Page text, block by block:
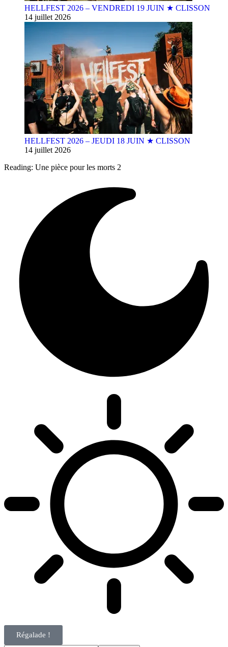
HELLFEST 2026 – VENDREDI 19 JUIN ★ CLISSON
14 juillet 2026
HELLFEST 2026 – JEUDI 18 JUIN ★ CLISSON
14 juillet 2026
Reading: Une pièce pour les morts 2
Régalade !